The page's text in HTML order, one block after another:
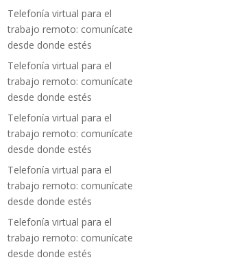
Telefonía virtual para el
trabajo remoto: comunícate
desde donde estés
Telefonía virtual para el
trabajo remoto: comunícate
desde donde estés
Telefonía virtual para el
trabajo remoto: comunícate
desde donde estés
Telefonía virtual para el
trabajo remoto: comunícate
desde donde estés
Telefonía virtual para el
trabajo remoto: comunícate
desde donde estés